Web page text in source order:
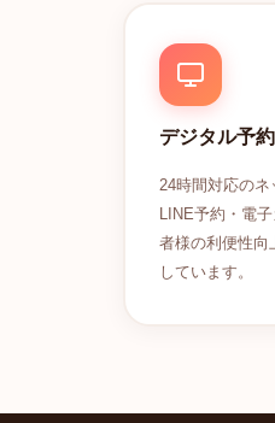
デジタル予
24時間対応のネ
LINE予約・電
者様の利便性向
しています。